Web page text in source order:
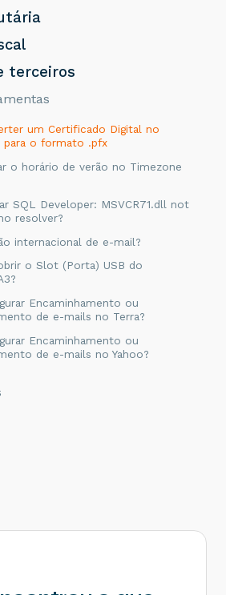
terceiros
um Certificado Digital no
o formato .pfx
o horário de verão no Timezone
SQL Developer: MSVCR71.dll not
resolver?
internacional de e-mail?
o Slot (Porta) USB do
Encaminhamento ou
de e-mails no Terra?
Encaminhamento ou
de e-mails no Yahoo?
um logotipo com Photoshop
o conteudo das tag xProd e infCpl
Encaminhamento ou